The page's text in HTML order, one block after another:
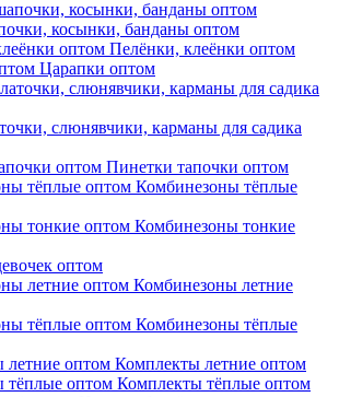
косынки, банданы оптом
Пелёнки, клеёнки оптом
Царапки оптом
слюнявчики, карманы для садика
Пинетки тапочки оптом
Комбинезоны тёплые
Комбинезоны тонкие
оптом
Комбинезоны летние
Комбинезоны тёплые
Комплекты летние оптом
Комплекты тёплые оптом